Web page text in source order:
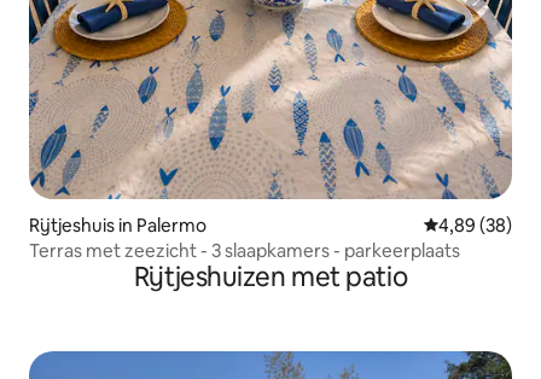
Rijtjeshuis in Palermo Gemiddelde
4,89 (38)
Terras met zeezicht - 3 slaapkamers - parkeerplaats
Rijtjeshuizen met patio